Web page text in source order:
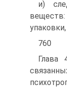
и)
760
Глава